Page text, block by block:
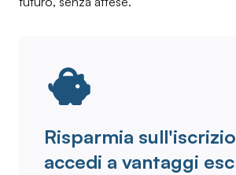
Risparmia
accedi a vantaggi